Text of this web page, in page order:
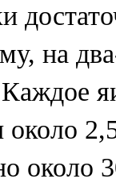
на
около
около